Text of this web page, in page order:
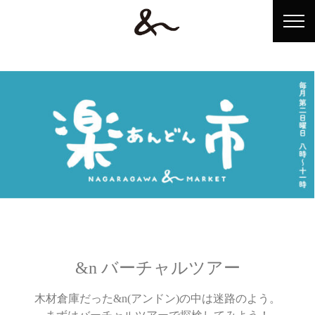
&n（アンドン）とは？
ショップ情報
&n バーチャルツアー
木材倉庫だった&n(アンドン)の中は迷路のよう。